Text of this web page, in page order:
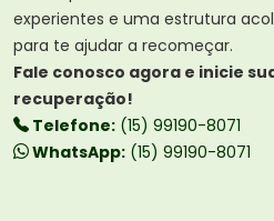
experientes e uma estrutura
para te ajudar a recomeçar.
Fale conosco agora e inicie
recuperação!
Telefone: (15) 99190-8071
WhatsApp: (15) 99190-8071